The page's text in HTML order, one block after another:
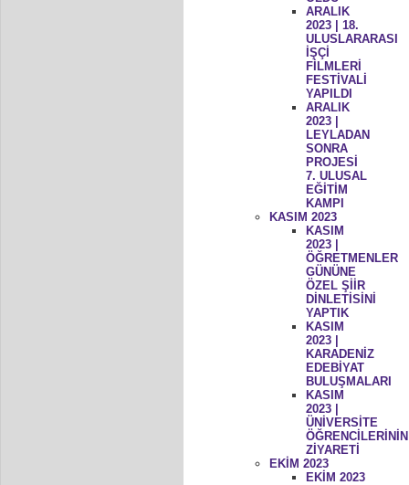
ARALIK
2023 | 18.
ULUSLARARASI
İŞÇİ
FİLMLERİ
FESTİVALİ
YAPILDI
ARALIK
2023 |
LEYLADAN
SONRA
PROJESİ
7. ULUSAL
EĞİTİM
KAMPI
KASIM 2023
KASIM
2023 |
ÖĞRETMENLER
GÜNÜNE
ÖZEL ŞİİR
DİNLETİSİNİ
YAPTIK
KASIM
2023 |
KARADENİZ
EDEBİYAT
BULUŞMALARI
KASIM
2023 |
ÜNİVERSİTE
ÖĞRENCİLERİNİN
ZİYARETİ
EKİM 2023
EKİM 2023